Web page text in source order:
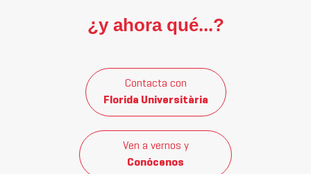
¿y ahora qué...?
Contacta con
Florida Universitària
Ven a vernos y
Conócenos